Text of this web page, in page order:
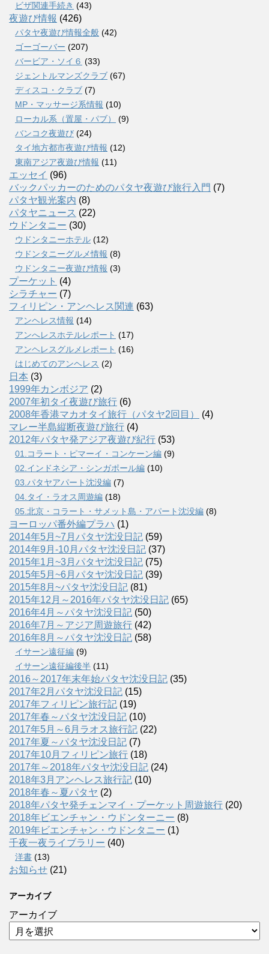
ビザ関連手続き (43)
夜遊び情報 (426)
パタヤ夜遊び情報全般 (42)
ゴーゴーバー (207)
バービア・ソイ６ (33)
ジェントルマンズクラブ (67)
ディスコ・クラブ (7)
MP・マッサージ系情報 (10)
ローカル系（置屋・パブ）
(9)
バンコク夜遊び (24)
タイ地方都市夜遊び情報 (12)
東南アジア夜遊び情報 (11)
エッセイ (96)
バックパッカーのためのパタヤ夜遊び旅行入門 (7)
パタヤ観光案内 (8)
パタヤニュース (22)
ウドンタニー (30)
ウドンタニーホテル (12)
ウドンタニーグルメ情報 (8)
ウドンタニー夜遊び情報 (3)
プーケット (4)
シラチャー (7)
フィリピン・アンヘレス関連 (63)
アンヘレス情報 (14)
アンへレスホテルレポート (17)
アンヘレスグルメレポート (16)
はじめてのアンヘレス (2)
日本 (3)
1999年カンボジア (2)
2007年初タイ夜遊び旅行 (6)
2008年香港マカオタイ旅行（パタヤ2回目）
(4)
マレー半島縦断夜遊び旅行 (4)
2012年パタヤ発アジア夜遊び紀行 (53)
01.コラート・ピマーイ・コンケーン編 (9)
02.インドネシア・シンガポール編 (10)
03.パタヤアパート沈没編 (7)
04.タイ・ラオス周遊編 (18)
05.北京・コラート・サメット島・アパート沈没編 (8)
ヨーロッパ番外編プラハ (1)
2014年5月~7月パタヤ沈没日記 (59)
2014年9月-10月パタヤ沈没日記 (37)
2015年1月~3月パタヤ沈没日記 (75)
2015年5月~6月パタヤ沈没日記 (39)
2015年8月~パタヤ沈没日記 (81)
2015年12月～2016年パタヤ沈没日記 (65)
2016年4月～パタヤ沈没日記 (50)
2016年7月～アジア周遊旅行 (42)
2016年8月～パタヤ沈没日記 (58)
イサーン遠征編 (9)
イサーン遠征編後半 (11)
2016～2017年末年始パタヤ沈没日記 (35)
2017年2月パタヤ沈没日記 (15)
2017年フィリピン旅行記 (19)
2017年春～パタヤ沈没日記 (10)
2017年5月～6月ラオス旅行記 (22)
2017年夏～パタヤ沈没日記 (7)
2017年10月フィリピン旅行 (18)
2017年～2018年パタヤ沈没日記 (24)
2018年3月アンヘレス旅行記 (10)
2018年春～夏パタヤ (2)
2018年パタヤ発チェンマイ・プーケット周遊旅行 (20)
2018年ビエンチャン・ウドンターニー (8)
2019年ビエンチャン・ウドンタニー (1)
千夜一夜ライブラリー (40)
洋書 (13)
お知らせ (21)
アーカイブ
アーカイブ